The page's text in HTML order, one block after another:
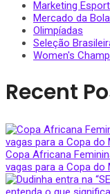
Marketing
Mercado da Bola
Olimpíadas
Seleção
Women's
Recent
Copa Africana
vagas para a Copa do